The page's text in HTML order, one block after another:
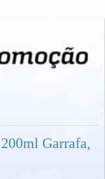
Garrafa,